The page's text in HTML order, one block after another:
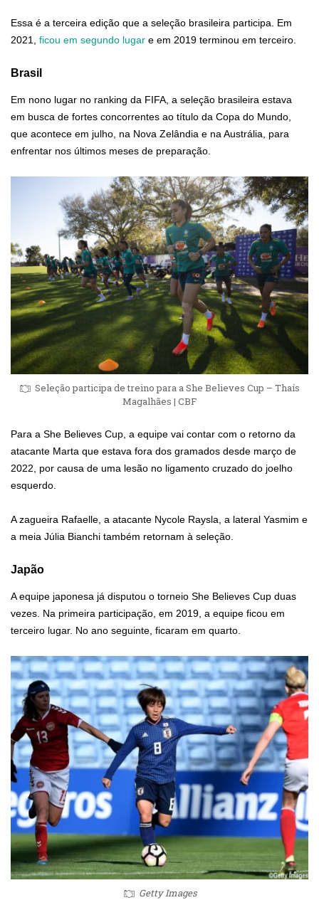
Essa é a terceira edição que a seleção brasileira participa. Em
2021,
ficou em segundo lugar e em 2019 terminou em terceiro.
Brasil
Em nono lugar no ranking da FIFA, a seleção brasileira estava
em busca de fortes concorrentes ao título da Copa do Mundo,
que acontece em julho, na Nova Zelândia e na Austrália, para
enfrentar nos últimos meses de preparação.
Seleção participa de treino para a She Believes Cup – Thaís
Magalhães | CBF
Para a She Believes Cup, a equipe vai contar com o retorno da
atacante Marta que estava fora dos gramados desde março de
2022, por causa de uma lesão no ligamento cruzado do joelho
esquerdo.
A zagueira Rafaelle, a atacante Nycole Raysla, a lateral Yasmim e
a meia Júlia Bianchi também retornam à seleção.
Japão
A equipe japonesa já disputou o torneio She Believes Cup duas
vezes. Na primeira participação, em 2019, a equipe ficou em
terceiro lugar. No ano seguinte, ficaram em quarto.
Getty Images